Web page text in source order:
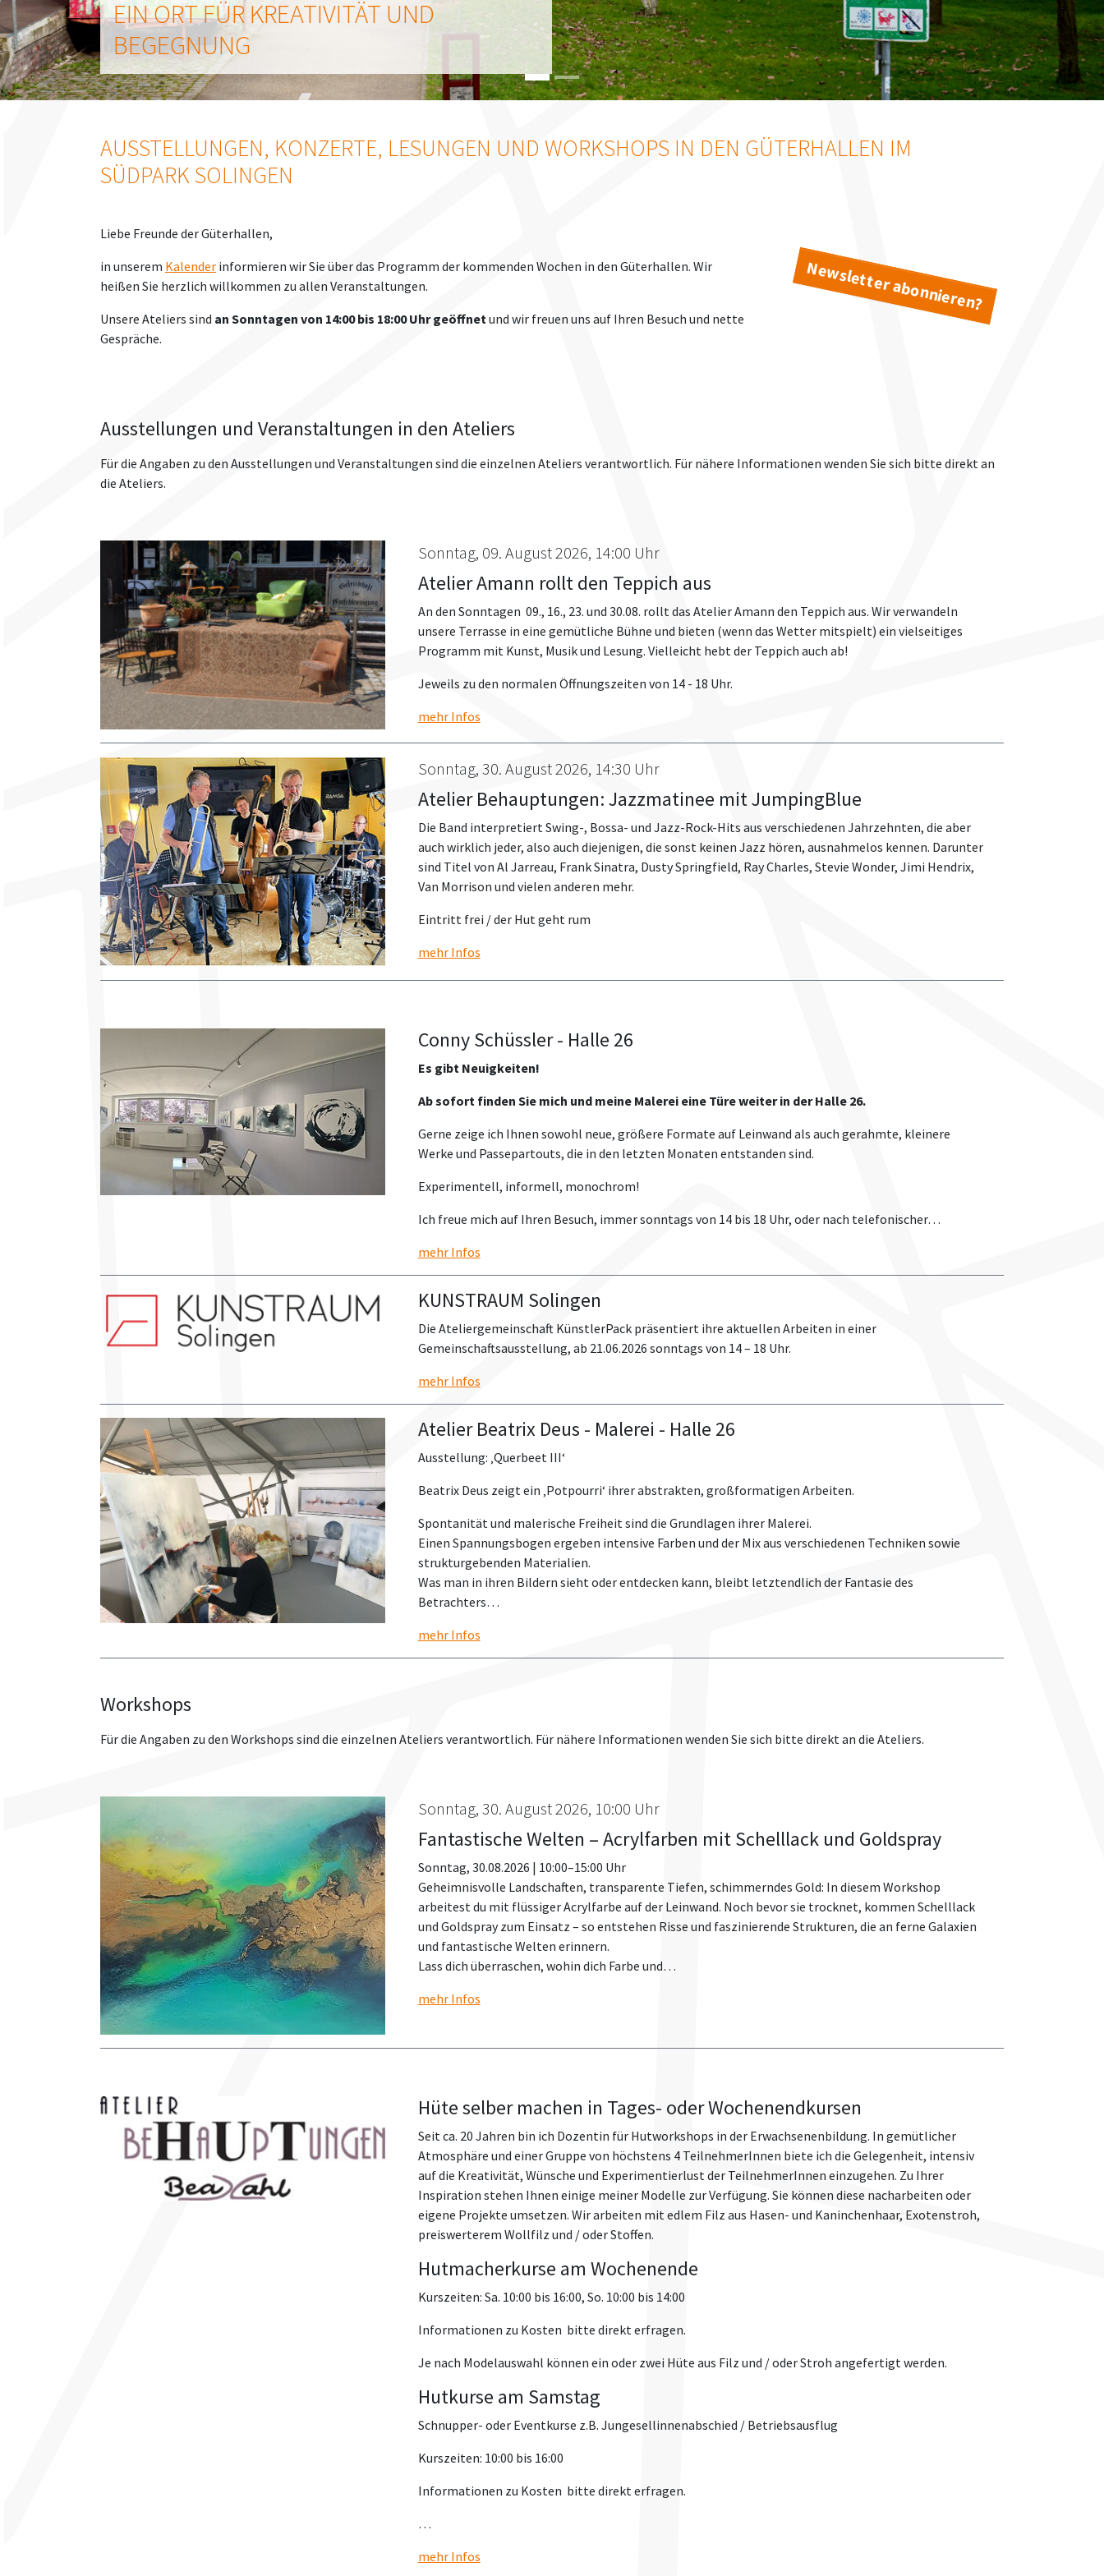
EIN ORT FÜR KREATIVITÄT UND BEGEGNUNG
EIN ORT FÜR KREATIVITÄT UND BEGEGNUNG
EIN ORT FÜR KREATIVITÄT UND
BEGEGNUNG
EIN ORT FÜR KREATIVITÄT UND
BEGEGNUNG
AUSSTELLUNGEN, KONZERTE, LESUNGEN UND WORKSHOPS IN DEN GÜTERHALLEN IM
SÜDPARK SOLINGEN
Liebe Freunde der Güterhallen,
in unserem Kalender informieren wir Sie über das Programm der kommenden Wochen in den Güterhallen. Wir
heißen Sie herzlich willkommen zu allen Veranstaltungen.
Unsere Ateliers sind an Sonntagen von 14:00 bis 18:00 Uhr geöffnet und wir freuen uns auf Ihren Besuch und nette
Gespräche.
Newsletter abonnieren?
Ausstellungen und Veranstaltungen in den Ateliers
Für die Angaben zu den Ausstellungen und Veranstaltungen sind die einzelnen Ateliers verantwortlich. Für nähere Informationen wenden Sie sich bitte direkt an
die Ateliers.
Sonntag, 09. August 2026, 14:00 Uhr
Atelier Amann rollt den Teppich aus
An den Sonntagen 09., 16., 23. und 30.08. rollt das Atelier Amann den Teppich aus. Wir verwandeln
unsere Terrasse in eine gemütliche Bühne und bieten (wenn das Wetter mitspielt) ein vielseitiges
Programm mit Kunst, Musik und Lesung. Vielleicht hebt der Teppich auch ab!
Jeweils zu den normalen Öffnungszeiten von 14 - 18 Uhr.
mehr Infos
Sonntag, 30. August 2026, 14:30 Uhr
Atelier Behauptungen: Jazzmatinee mit JumpingBlue
Die Band interpretiert Swing-, Bossa- und Jazz-Rock-Hits aus verschiedenen Jahrzehnten, die aber
auch wirklich jeder, also auch diejenigen, die sonst keinen Jazz hören, ausnahmelos kennen. Darunter
sind Titel von Al Jarreau, Frank Sinatra, Dusty Springfield, Ray Charles, Stevie Wonder, Jimi Hendrix,
Van Morrison und vielen anderen mehr.
Eintritt frei / der Hut geht rum
mehr Infos
Conny Schüssler - Halle 26
Es gibt Neuigkeiten!
Ab sofort finden Sie mich und meine Malerei eine Türe weiter in der Halle 26.
Gerne zeige ich Ihnen sowohl neue, größere Formate auf Leinwand als auch gerahmte, kleinere
Werke und Passepartouts, die in den letzten Monaten entstanden sind.
Experimentell, informell, monochrom!
Ich freue mich auf Ihren Besuch, immer sonntags von 14 bis 18 Uhr, oder nach telefonischer…
mehr Infos
KUNSTRAUM Solingen
Die Ateliergemeinschaft KünstlerPack präsentiert ihre aktuellen Arbeiten in einer
Gemeinschaftsausstellung, ab 21.06.2026 sonntags von 14 – 18 Uhr.
mehr Infos
Atelier Beatrix Deus - Malerei - Halle 26
Ausstellung: ‚Querbeet III‘
Beatrix Deus zeigt ein ‚Potpourri‘ ihrer abstrakten, großformatigen Arbeiten.
Spontanität und malerische Freiheit sind die Grundlagen ihrer Malerei.
Einen Spannungsbogen ergeben intensive Farben und der Mix aus verschiedenen Techniken sowie
strukturgebenden Materialien.
Was man in ihren Bildern sieht oder entdecken kann, bleibt letztendlich der Fantasie des
Betrachters…
mehr Infos
Workshops
Für die Angaben zu den Workshops sind die einzelnen Ateliers verantwortlich. Für nähere Informationen wenden Sie sich bitte direkt an die Ateliers.
Sonntag, 30. August 2026, 10:00 Uhr
Fantastische Welten – Acrylfarben mit Schelllack und Goldspray
Sonntag, 30.08.2026 | 10:00–15:00 Uhr
Geheimnisvolle Landschaften, transparente Tiefen, schimmerndes Gold: In diesem Workshop
arbeitest du mit flüssiger Acrylfarbe auf der Leinwand. Noch bevor sie trocknet, kommen Schelllack
und Goldspray zum Einsatz – so entstehen Risse und faszinierende Strukturen, die an ferne Galaxien
und fantastische Welten erinnern.
Lass dich überraschen, wohin dich Farbe und…
mehr Infos
Hüte selber machen in Tages- oder Wochenendkursen
Seit ca. 20 Jahren bin ich Dozentin für Hutworkshops in der Erwachsenenbildung. In gemütlicher
Atmosphäre und einer Gruppe von höchstens 4 TeilnehmerInnen biete ich die Gelegenheit, intensiv
auf die Kreativität, Wünsche und Experimentierlust der TeilnehmerInnen einzugehen. Zu Ihrer
Inspiration stehen Ihnen einige meiner Modelle zur Verfügung. Sie können diese nacharbeiten oder
eigene Projekte umsetzen. Wir arbeiten mit edlem Filz aus Hasen- und Kaninchenhaar, Exotenstroh,
preiswerterem Wollfilz und / oder Stoffen.
Hutmacherkurse am Wochenende
Kurszeiten: Sa. 10:00 bis 16:00, So. 10:00 bis 14:00
Informationen zu Kosten bitte direkt erfragen.
Je nach Modelauswahl können ein oder zwei Hüte aus Filz und / oder Stroh angefertigt werden.
Hutkurse am Samstag
Schnupper- oder Eventkurse z.B. Jungesellinnenabschied / Betriebsausflug
Kurszeiten: 10:00 bis 16:00
Informationen zu Kosten bitte direkt erfragen.
…
mehr Infos